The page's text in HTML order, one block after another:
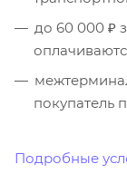
до 60 000 ₽
покупатель
Подробные